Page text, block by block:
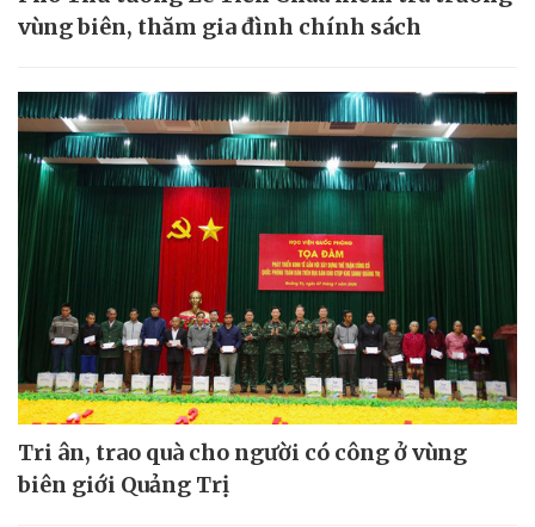
vùng biên, thăm gia đình chính sách
Tri ân, trao quà cho người có công ở vùng
biên giới Quảng Trị